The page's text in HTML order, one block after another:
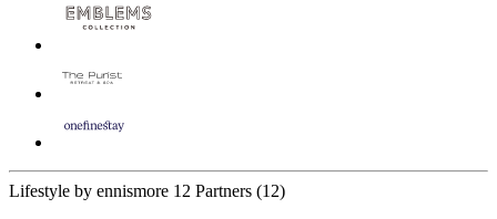
Lifestyle by ennismore 12 Partners (12)